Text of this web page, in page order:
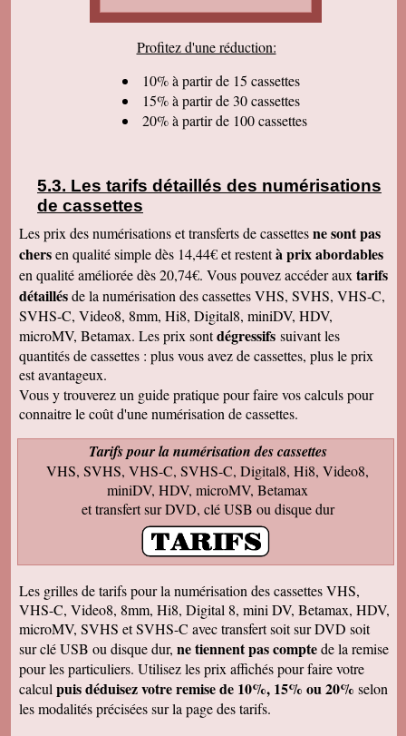
cordialement.
J'ai bien reçu votre paquet, et je suis très
dois dire qu'au début j'étais un peu septique vu
les prix . merci beaucoup Cordialement
Pierre B
Je suis très très très satisfait de votre travail.
que les affaires aillent très bien.
Jacques N
Colis reçu ce jour, satisfait du bon travail réalisé
par vos soins. Merci encore, Cordialement
Hervé R
j'ai bien reçu les CD et les K7 en retour, merci
de cet excellent traitement. Très bons résultats
Pascal R
bonjour bien reçu le colis samedi après
visionnage le travail est superbe
Francis C
J' ai bien reçu votre envoi Les premières
visualisations montrent un beau travail, et
rappellent de nombreux souvenirs Merci Je
ferai de la publicité Bien sincèrement
François M
Bien reçu! Reste à monter pour éliminer ! A
bientôt pour du 8 et sup8mm.
Le colis est effectivement arrivé le 24, la veille
de Noël, c'était parfait. Elle est très contente de
pouvoir passer à nouveau un moment avec ses
Encore merci pour votre efficacité. Je vous ferai
de la pub si l'occasion se présente ! Je vous
souhaite une bonne année avec beaucoup de
vidéos à transposer. Bien cordialement,
Séverine L
J'ai reçu le colis . Merci ça a l'air impeccable !
Bonnes fêtes et à très bientôt pour d'autres
travaux.
Profitez d'une réduction:
10% à partir de 15 cassettes
15% à partir de 30 cassettes
20% à partir de 100 cassettes
Les tarifs détaillés des numérisations
de cassettes
Les prix des numérisations et transferts de cassettesne sont pas
chersen qualité simple dès 14,44€ et restentà prix abordables
en qualité améliorée dès 20,74€. Vous pouvez accéder aux tarifs
détaillésde la numérisation des cassettes VHS, SVHS, VHS-C,
SVHS-C, Video8, 8mm, Hi8, Digital8, miniDV, HDV,
microMV, Betamax. Les prix sontdégressifs suivant les
quantités de cassettes : plus vous avez de cassettes, plus le prix
est avantageux.
Vous y trouverez un guide pratique pour faire vos calculs pour
connaitre le coût d'une numérisation de cassettes.
Tarifs pour la numérisation des cassettes
VHS, SVHS, VHS-C, SVHS-C, Digital8, Hi8, Video8,
miniDV, HDV, microMV, Betamax
et transfert sur DVD, clé USB ou disque dur
Les grilles de tarifs pour la numérisation des cassettes VHS,
VHS-C, Video8, 8mm, Hi8, Digital 8, mini DV, Betamax, HDV,
microMV, SVHS et SVHS-C avec transfert soit sur DVD soit
sur clé USB ou disque dur, ne tiennent pas comptede la remise
pour les particuliers. Utilisez les prix affichés pour faire votre
calcul puis déduisez votre remise de 10%, 15% ou 20% selon
les modalités précisées sur la page des tarifs.